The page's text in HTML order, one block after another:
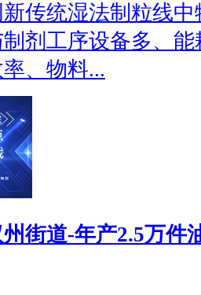
传统湿法制粒线
剂工序设备多、
、物料...
街道-年产2.5万件